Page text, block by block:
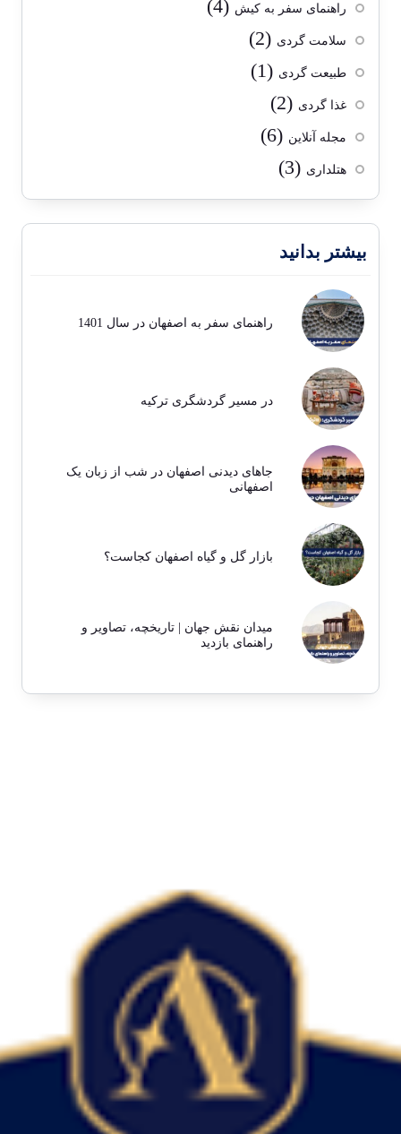
راهنمای سفر به کیش (4)
سلامت گردی (2)
طبیعت گردی (1)
غذا گردی (2)
مجله آنلاین (6)
هتلداری (3)
بیشتر بدانید
راهنمای سفر به اصفهان در سال 1401
در مسیر گردشگری ترکیه
جاهای دیدنی اصفهان در شب از زبان یک
اصفهانی
بازار گل و گیاه اصفهان کجاست؟
میدان نقش جهان | تاریخچه، تصاویر و
راهنمای بازدید